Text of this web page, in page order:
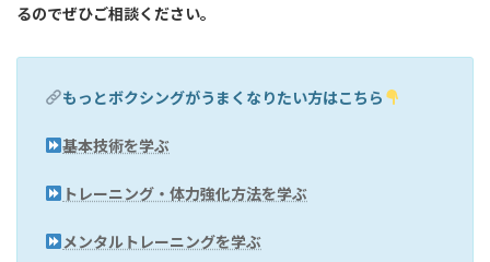
るのでぜひご相談ください。
もっとボクシングがうまくなりたい方はこちら
基本技術を学ぶ
トレーニング・体力強化方法を学ぶ
メンタルトレーニングを学ぶ